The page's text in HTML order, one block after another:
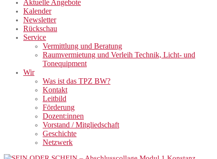
Aktuelle Angebote
Kalender
Newsletter
Rückschau
Service
Vermittlung und Beratung
Raumvermietung und Verleih Technik, Licht- und
Tonequipment
Wir
Was ist das TPZ BW?
Kontakt
Leitbild
Förderung
Dozent:innen
Vorstand / Mitgliedschaft
Geschichte
Netzwerk